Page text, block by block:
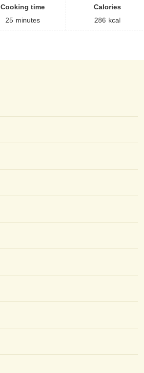
Cooking time
25 minutes
Calories
286 kcal